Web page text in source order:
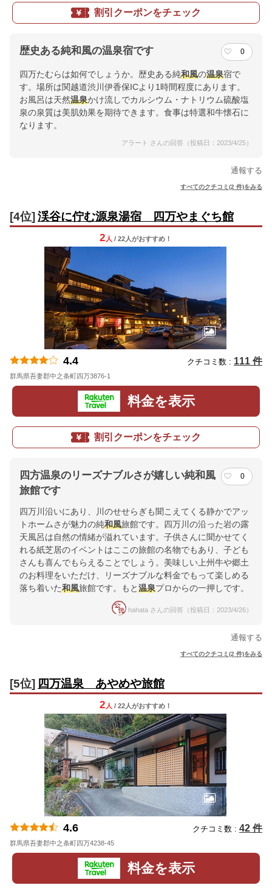
割引クーポンをチェック
歴史ある純和風の温泉宿です 0
四万たむらは如何でしょうか。歴史ある純和風の温泉宿で
す。場所は関越道渋川伊香保ICより1時間程度にあります。
お風呂は天然温泉かけ流しでカルシウム・ナトリウム硫酸塩
泉の泉質は美肌効果を期待できます。食事は特選和牛懐石に
なります。
アラート さんの回答（投稿日：2023/4/25）
通報する
すべてのクチコミ(2 件)をみる
[4位] 渓谷に佇む源泉湯宿 四万やまぐち館
2 人 / 22人がおすすめ！
4.4 クチコミ数 : 111 件
群馬県吾妻郡中之条町四万3876-1
料金を表示
割引クーポンをチェック
四方温泉のリーズナブルさが嬉しい純和風
旅館です
0
四万川沿いにあり、川のせせらぎも聞こえてくる静かでアッ
トホームさが魅力の純和風旅館です。四万川の沿った岩の露
天風呂は自然の情緒が溢れています。子供さんに聞かせてく
れる紙芝居のイベントはここの旅館の名物でもあり、子ども
さんも喜んでもらえることでしょう。美味しい上州牛や郷土
のお料理をいただけ、リーズナブルな料金でもって楽しめる
落ち着いた和風旅館です。もと温泉プロからの一押しです。
hahata さんの回答（投稿日：2023/4/26）
通報する
すべてのクチコミ(2 件)をみる
[5位] 四万温泉 あやめや旅館
2 人 / 22人がおすすめ！
4.6 クチコミ数 : 42 件
群馬県吾妻郡中之条町四万4238-45
料金を表示